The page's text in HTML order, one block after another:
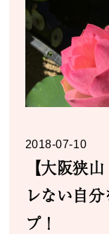
2018-07-10
【大阪狭
レない自
プ！